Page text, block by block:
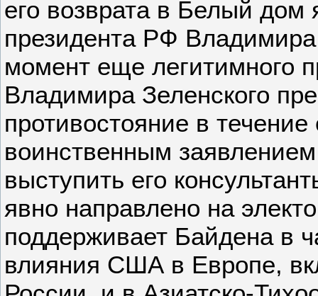
его возврата в Белый дом
президента РФ
момент еще легитимного
Владимира Зеленского
противостояние в
воинственным
выступить его
явно направлено на
поддерживает Байдена в
влияния США в Европе,